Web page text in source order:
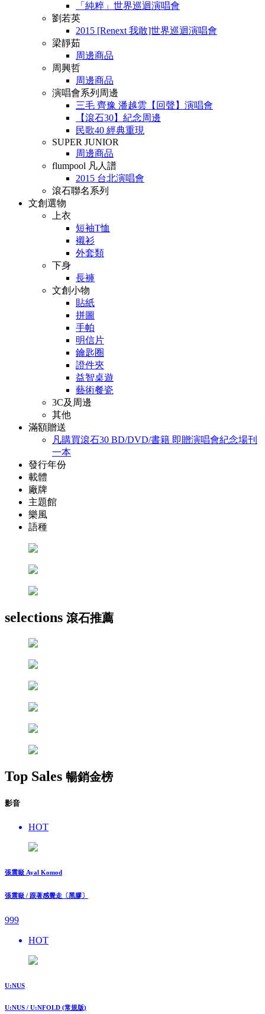
「純粹」世界巡迴演唱會
劉若英
2015 [Renext 我敢]世界巡迴演唱會
梁靜茹
周邊商品
周興哲
周邊商品
演唱會系列周邊
三毛 齊豫 潘越雲【回聲】演唱會
【滾石30】紀念周邊
民歌40 經典重現
SUPER JUNIOR
周邊商品
flumpool 凡人譜
2015 台北演唱會
滾石聯名系列
文創選物
上衣
短袖T恤
襯衫
外套類
下身
長褲
文創小物
貼紙
拼圖
手帕
明信片
鑰匙圈
證件夾
益智桌遊
藝術餐瓷
3C及周邊
其他
滿額贈送
凡購買滾石30 BD/DVD/書籍 即贈演唱會紀念場刊
一本
發行年份
載體
廠牌
主題館
樂風
語種
selections 滾石推薦
Top Sales 暢銷金榜
影音
HOT
張震嶽 Ayal Komod
張震嶽 / 跟著感覺走〔黑膠〕
999
HOT
U:NUS
U:NUS / U:NFOLD (常規版)